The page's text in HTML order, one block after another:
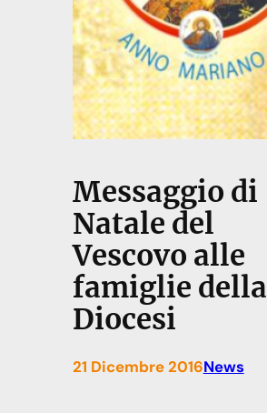
Messaggio di
Natale del
Vescovo alle
famiglie della
Diocesi
21 Dicembre 2016News